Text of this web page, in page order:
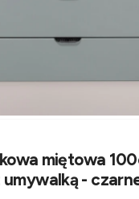
miętowa
umywalką -